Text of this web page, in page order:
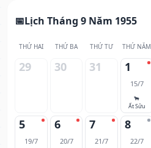
Lịch Tháng 9 Năm 1955
THỨ HAI THỨ BA THỨ TƯ THỨ NĂM
29 30 31 1
15/7
🐂
Ất Sửu
5
19/7
6
20/7
7
21/7
8
22/7